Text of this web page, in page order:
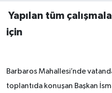
Yapılan tüm
için
Barbaros Mahallesi’nde
toplantıda konuşan Başkan